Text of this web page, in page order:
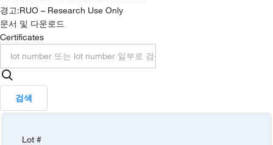
경고:RUO – Research Use Only
문서 및 다운로드
Certificates
검색
Lot #